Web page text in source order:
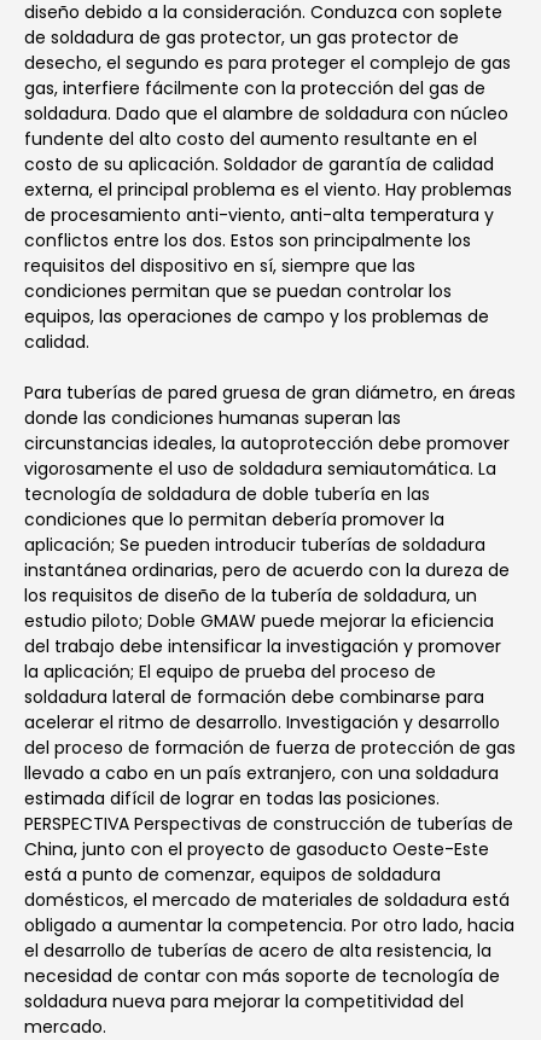
diseño debido a la consideración. Conduzca con soplete
de soldadura de gas protector, un gas protector de
desecho, el segundo es para proteger el complejo de gas
gas, interfiere fácilmente con la protección del gas de
soldadura. Dado que el alambre de soldadura con núcleo
fundente del alto costo del aumento resultante en el
costo de su aplicación. Soldador de garantía de calidad
externa, el principal problema es el viento. Hay problemas
de procesamiento anti-viento, anti-alta temperatura y
conflictos entre los dos. Estos son principalmente los
requisitos del dispositivo en sí, siempre que las
condiciones permitan que se puedan controlar los
equipos, las operaciones de campo y los problemas de
calidad.
Para tuberías de pared gruesa de gran diámetro, en áreas
donde las condiciones humanas superan las
circunstancias ideales, la autoprotección debe promover
vigorosamente el uso de soldadura semiautomática. La
tecnología de soldadura de doble tubería en las
condiciones que lo permitan debería promover la
aplicación; Se pueden introducir tuberías de soldadura
instantánea ordinarias, pero de acuerdo con la dureza de
los requisitos de diseño de la tubería de soldadura, un
estudio piloto; Doble GMAW puede mejorar la eficiencia
del trabajo debe intensificar la investigación y promover
la aplicación; El equipo de prueba del proceso de
soldadura lateral de formación debe combinarse para
acelerar el ritmo de desarrollo. Investigación y desarrollo
del proceso de formación de fuerza de protección de gas
llevado a cabo en un país extranjero, con una soldadura
estimada difícil de lograr en todas las posiciones.
PERSPECTIVA Perspectivas de construcción de tuberías de
China, junto con el proyecto de gasoducto Oeste-Este
está a punto de comenzar, equipos de soldadura
domésticos, el mercado de materiales de soldadura está
obligado a aumentar la competencia. Por otro lado, hacia
el desarrollo de tuberías de acero de alta resistencia, la
necesidad de contar con más soporte de tecnología de
soldadura nueva para mejorar la competitividad del
mercado.